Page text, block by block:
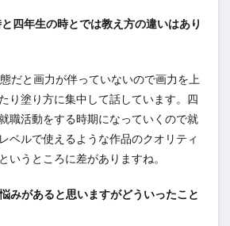
四年生の時とでは教え方の違いはあり
だと画力が伴っていないので画力を上
り塗り方に集中して話しています。四
職活動をする時期になっていくので就
ベルで使えるような作品のクオリティ
いうところに差がありますね。
みがあると思いますがどういったこと